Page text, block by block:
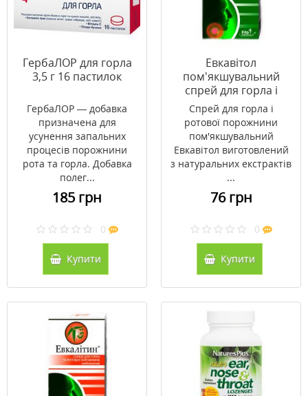
ГербаЛОР для горла
3,5 г 16 пастилок
ГербаЛОР — добавка
призначена для
усунення запальних
процесів порожнини
рота та горла. Добавка
полег...
185 грн
0
Купити
Евкавітол
пом'якшувальний
спрей для горла і
ротової порожнини
30 мл
Спрей для горла і
ротової порожнини
пом'якшувальний
Евкавітол виготовлений
з натуральних екстрактів
...
76 грн
0
Купити